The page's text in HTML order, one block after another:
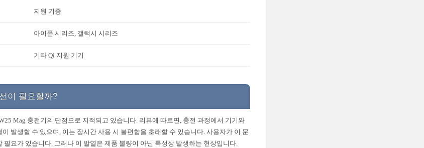
지원 기종
아이폰 시리즈, 갤럭시 시리즈
기타 Qi 지원 기기
이 필요할까?
Mag 충전기의 단점으로 지적되고 있습니다. 리뷰에 따르면, 충전 과정에서 기기와
발생할 수 있으며, 이는 장시간 사용 시 불편함을 초래할 수 있습니다. 사용자가 이 문
필요가 있습니다. 그러나 이 발열은 제품 불량이 아닌 특성상 발생하는 현상입니다.